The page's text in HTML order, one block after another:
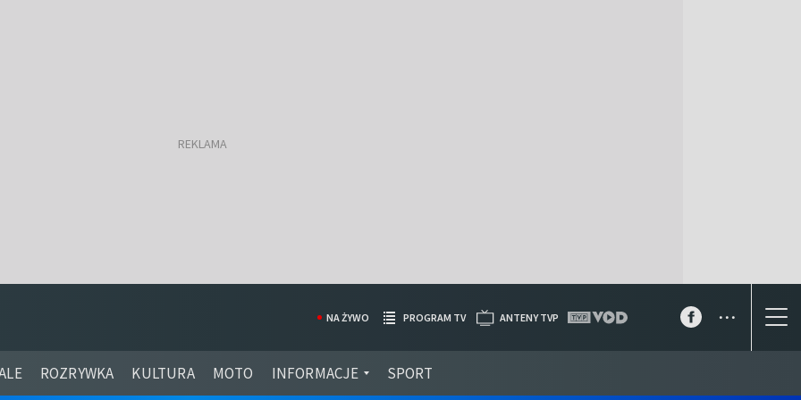
ROZRYWKA KULTURA MOTO INFORMACJE SPORT
NA ŻYWO PROGRAM TV ANTENY TVP ...